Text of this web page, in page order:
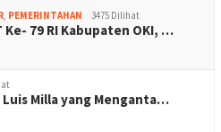
, PEMERINTAHAN 3475 Dilihat
Ke- 79 RI Kabupaten OKI, …
Milla yang Menganta…